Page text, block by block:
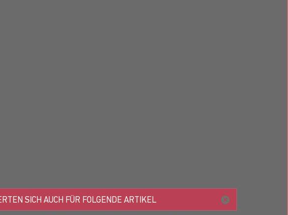
SICH AUCH FÜR FOLGENDE ARTIKEL